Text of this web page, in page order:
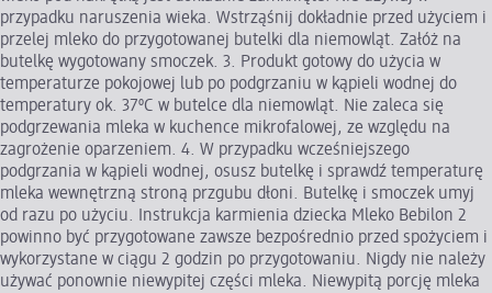
przypadku naruszenia wieka. Wstrząśnij dokładnie przed użyciem i
przelej mleko do przygotowanej butelki dla niemowląt. Załóż na
butelkę wygotowany smoczek. 3. Produkt gotowy do użycia w
temperaturze pokojowej lub po podgrzaniu w kąpieli wodnej do
temperatury ok. 37ºC w butelce dla niemowląt. Nie zaleca się
podgrzewania mleka w kuchence mikrofalowej, ze względu na
zagrożenie oparzeniem. 4. W przypadku wcześniejszego
podgrzania w kąpieli wodnej, osusz butelkę i sprawdź temperaturę
mleka wewnętrzną stroną przgubu dłoni. Butelkę i smoczek umyj
od razu po użyciu. Instrukcja karmienia dziecka Mleko Bebilon 2
powinno być przygotowane zawsze bezpośrednio przed spożyciem i
wykorzystane w ciągu 2 godzin po przygotowaniu. Nigdy nie należy
używać ponownie niewypitej części mleka. Niewypitą porcję mleka